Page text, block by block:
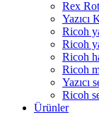
Rex
Yazıcı
Ricoh
Ricoh
Ricoh
Ricoh
Yazıcı
Ricoh
Ürünler